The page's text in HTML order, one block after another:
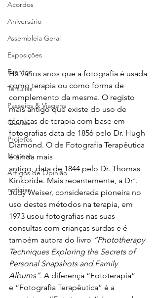
Acordos
Aniversário
Assembleia Geral
Exposições
Eventos
Tertúlias
Passeios & Viagens
Quotas
Projetos
Notícias
Artigos de Opinião
noticias
Há vários anos que a fotografia é usada
como terapia ou como forma de
complemento da mesma. O registo
mais antigo que existe do uso de
técnicas de terapia com base em
fotografias data de 1856 pelo Dr. Hugh
Diamond. O de Fotografia Terapêutica
é ainda mais
antigo, data de 1844 pelo Dr. Thomas
Kinkbride. Mais recentemente, a Drª.
Judy Weiser, considerada pioneira no
uso destes métodos na terapia, em
1973 usou fotografias nas suas
consultas com crianças surdas e é
também autora do livro “Phototherapy
Techniques Exploring the Secrets of
Personal Snapshots and Family
Albums”. A diferença “Fototerapia”
e “Fotografia Terapêutica” é a